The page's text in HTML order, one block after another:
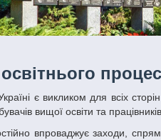
вищої освіти та